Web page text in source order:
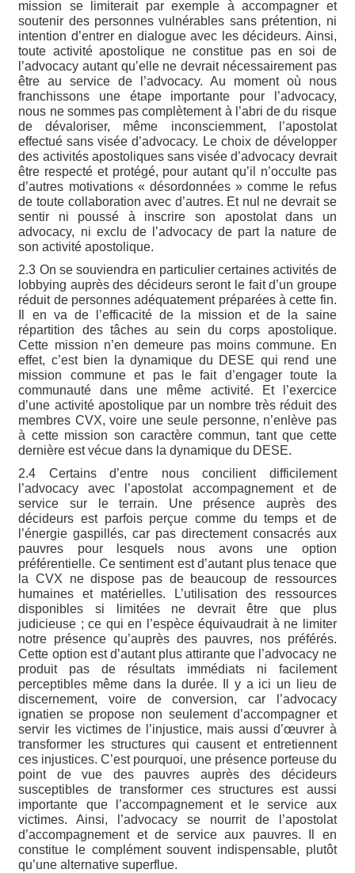
mission se limiterait par exemple à accompagner et
soutenir des personnes vulnérables sans prétention, ni
intention d’entrer en dialogue avec les décideurs. Ainsi,
toute activité apostolique ne constitue pas en soi de
l’advocacy autant qu’elle ne devrait nécessairement pas
être au service de l’advocacy. Au moment où nous
franchissons une étape importante pour l’advocacy,
nous ne sommes pas complètement à l’abri de du risque
de dévaloriser, même inconsciemment, l’apostolat
effectué sans visée d’advocacy. Le choix de développer
des activités apostoliques sans visée d’advocacy devrait
être respecté et protégé, pour autant qu’il n’occulte pas
d’autres motivations « désordonnées » comme le refus
de toute collaboration avec d’autres. Et nul ne devrait se
sentir ni poussé à inscrire son apostolat dans un
advocacy, ni exclu de l’advocacy de part la nature de
son activité apostolique.
2.3 On se souviendra en particulier certaines activités de
lobbying auprès des décideurs seront le fait d’un groupe
réduit de personnes adéquatement préparées à cette fin.
Il en va de l’efficacité de la mission et de la saine
répartition des tâches au sein du corps apostolique.
Cette mission n’en demeure pas moins commune. En
effet, c’est bien la dynamique du DESE qui rend une
mission commune et pas le fait d’engager toute la
communauté dans une même activité. Et l’exercice
d’une activité apostolique par un nombre très réduit des
membres CVX, voire une seule personne, n’enlève pas
à cette mission son caractère commun, tant que cette
dernière est vécue dans la dynamique du DESE.
2.4 Certains d’entre nous concilient difficilement
l’advocacy avec l’apostolat accompagnement et de
service sur le terrain. Une présence auprès des
décideurs est parfois perçue comme du temps et de
l’énergie gaspillés, car pas directement consacrés aux
pauvres pour lesquels nous avons une option
préférentielle. Ce sentiment est d’autant plus tenace que
la CVX ne dispose pas de beaucoup de ressources
humaines et matérielles. L’utilisation des ressources
disponibles si limitées ne devrait être que plus
judicieuse ; ce qui en l’espèce équivaudrait à ne limiter
notre présence qu’auprès des pauvres, nos préférés.
Cette option est d’autant plus attirante que l’advocacy ne
produit pas de résultats immédiats ni facilement
perceptibles même dans la durée. Il y a ici un lieu de
discernement, voire de conversion, car l’advocacy
ignatien se propose non seulement d’accompagner et
servir les victimes de l’injustice, mais aussi d’œuvrer à
transformer les structures qui causent et entretiennent
ces injustices. C’est pourquoi, une présence porteuse du
point de vue des pauvres auprès des décideurs
susceptibles de transformer ces structures est aussi
importante que l’accompagnement et le service aux
victimes. Ainsi, l’advocacy se nourrit de l’apostolat
d’accompagnement et de service aux pauvres. Il en
constitue le complément souvent indispensable, plutôt
qu’une alternative superflue.